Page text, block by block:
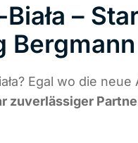
–
Egal wo die neue
zuverlässiger